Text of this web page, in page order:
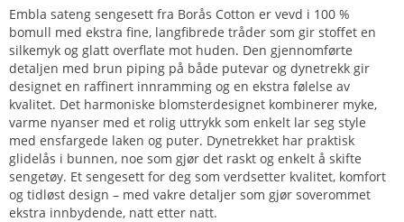
Embla sateng sengesett fra Borås Cotton er vevd i 100 %
bomull med ekstra fine, langfibrede tråder som gir stoffet en
silkemyk og glatt overflate mot huden. Den gjennomførte
detaljen med brun piping på både putevar og dynetrekk gir
designet en raffinert innramming og en ekstra følelse av
kvalitet. Det harmoniske blomsterdesignet kombinerer myke,
varme nyanser med et rolig uttrykk som enkelt lar seg style
med ensfargede laken og puter. Dynetrekket har praktisk
glidelås i bunnen, noe som gjør det raskt og enkelt å skifte
sengetøy. Et sengesett for deg som verdsetter kvalitet, komfort
og tidløst design – med vakre detaljer som gjør soverommet
ekstra innbydende, natt etter natt.